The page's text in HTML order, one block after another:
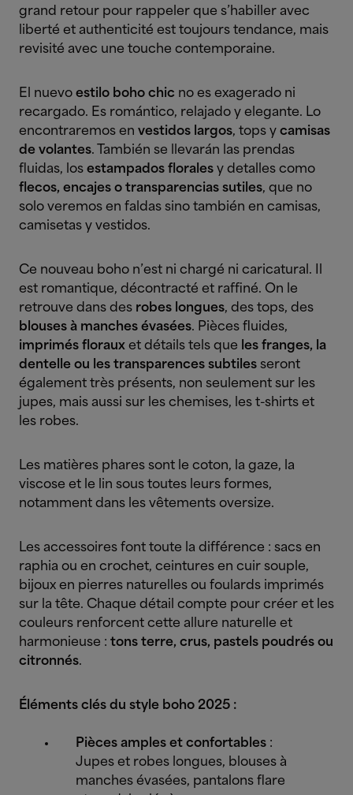
grand retour pour rappeler que s’habiller avec
liberté et authenticité est toujours tendance, mais
revisité avec une touche contemporaine.
El nuevo estilo boho chic no es exagerado ni
recargado. Es romántico, relajado y elegante. Lo
encontraremos en vestidos largos, tops y camisas
de volantes. También se llevarán las prendas
fluidas, los estampados florales y detalles como
flecos, encajes o transparencias sutiles, que no
solo veremos en faldas sino también en camisas,
camisetas y vestidos.
Ce nouveau boho n’est ni chargé ni caricatural. Il
est romantique, décontracté et raffiné. On le
retrouve dans des robes longues, des tops, des
blouses à manches évasées. Pièces fluides,
imprimés floraux et détails tels que les franges, la
dentelle ou les transparences subtiles seront
également très présents, non seulement sur les
jupes, mais aussi sur les chemises, les t-shirts et
les robes.
Les matières phares sont le coton, la gaze, la
viscose et le lin sous toutes leurs formes,
notamment dans les vêtements oversize.
Les accessoires font toute la différence : sacs en
raphia ou en crochet, ceintures en cuir souple,
bijoux en pierres naturelles ou foulards imprimés
sur la tête. Chaque détail compte pour créer et les
couleurs renforcent cette allure naturelle et
harmonieuse : tons terre, crus, pastels poudrés ou
citronnés.
Éléments clés du style boho 2025 :
Pièces amples et confortables :
Jupes et robes longues, blouses à
manches évasées, pantalons flare